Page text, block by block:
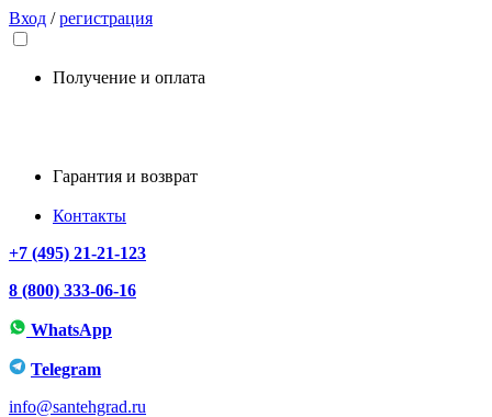
Вход /регистрация
Получение и оплата
Гарантия и возврат
Контакты
+7 (495) 21-21-123
8 (800) 333-06-16
WhatsApp
Telegram
info@santehgrad.ru